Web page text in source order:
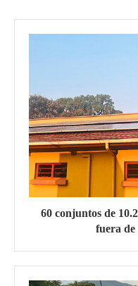
60 conjuntos de
fuera de